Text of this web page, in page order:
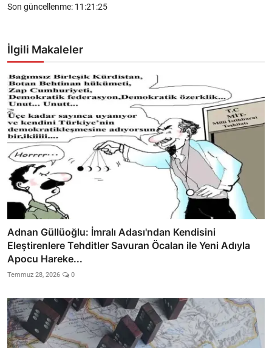
Son güncellenme: 11:21:25
İlgili Makaleler
Adnan Güllüoğlu: İmralı Adası'ndan Kendisini
Eleştirenlere Tehditler Savuran Öcalan ile Yeni Adıyla
Apocu Hareke...
Temmuz 28, 2026 0